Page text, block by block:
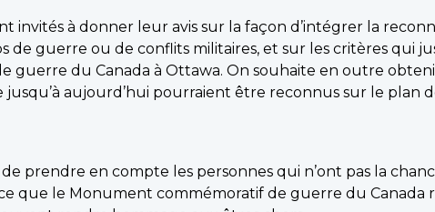
invités à donner leur avis sur la façon d’intégrer la
de guerre ou de conflits militaires, et sur les critères qui
guerre du Canada à Ottawa. On souhaite en outre
jusqu’à aujourd’hui pourraient être reconnus sur le plan
de prendre en compte les personnes qui n’ont pas la
que le Monument commémoratif de guerre du